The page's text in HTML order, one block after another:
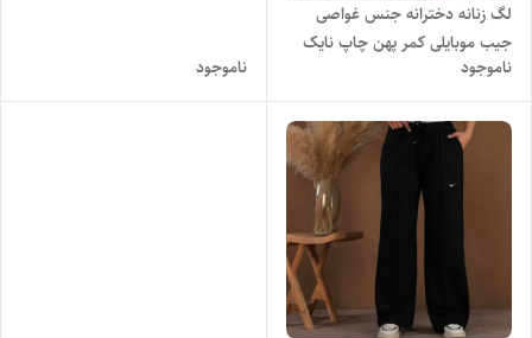
لگ زنانه دخترانه جنس غواصی
جیب موبایلی کمر پهن چاپ نایک
برند IPAK
ناموجود ناموجود